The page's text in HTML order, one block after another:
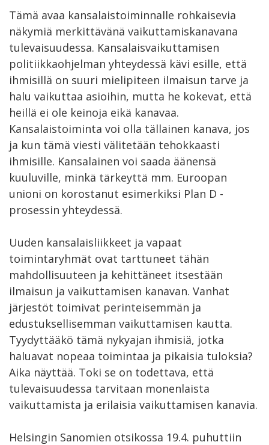
Tämä avaa kansalaistoiminnalle rohkaisevia
näkymiä merkittävänä vaikuttamiskanavana
tulevaisuudessa. Kansalaisvaikuttamisen
politiikkaohjelman yhteydessä kävi esille, että
ihmisillä on suuri mielipiteen ilmaisun tarve ja
halu vaikuttaa asioihin, mutta he kokevat, että
heillä ei ole keinoja eikä kanavaa.
Kansalaistoiminta voi olla tällainen kanava, jos
ja kun tämä viesti välitetään tehokkaasti
ihmisille. Kansalainen voi saada äänensä
kuuluville, minkä tärkeyttä mm. Euroopan
unioni on korostanut esimerkiksi Plan D -
prosessin yhteydessä.
Uuden kansalaisliikkeet ja vapaat
toimintaryhmät ovat tarttuneet tähän
mahdollisuuteen ja kehittäneet itsestään
ilmaisun ja vaikuttamisen kanavan. Vanhat
järjestöt toimivat perinteisemmän ja
edustuksellisemman vaikuttamisen kautta.
Tyydyttääkö tämä nykyajan ihmisiä, jotka
haluavat nopeaa toimintaa ja pikaisia tuloksia?
Aika näyttää. Toki se on todettava, että
tulevaisuudessa tarvitaan monenlaista
vaikuttamista ja erilaisia vaikuttamisen kanavia.
Helsingin Sanomien otsikossa 19.4. puhuttiin